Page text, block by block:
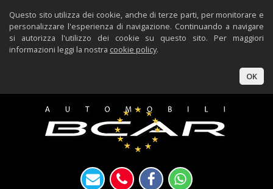
Questo sito utilizza dei cookie, anche di terze parti, per monitorare e
personalizzare l'esperienza di navigazione. Continuando a navigare
si autorizza l'utilizzo dei cookie su questo sito. Per maggiori
informazioni leggi la nostra cookie policy.
OK